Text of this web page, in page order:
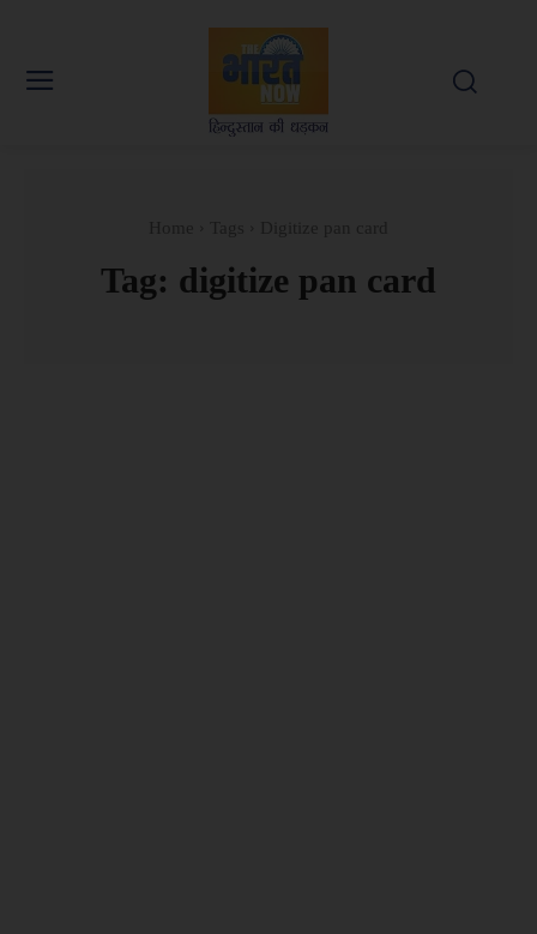
Tag: digitize pan card